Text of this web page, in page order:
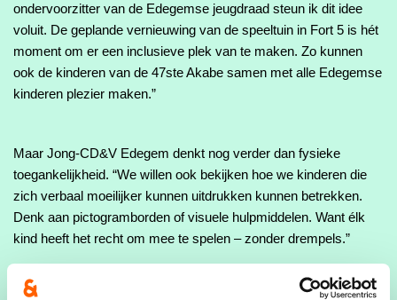
ondervoorzitter van de Edegemse jeugdraad steun ik dit idee
voluit. De geplande vernieuwing van de speeltuin in Fort 5 is hét
moment om er een inclusieve plek van te maken. Zo kunnen
ook de kinderen van de 47ste Akabe samen met alle Edegemse
kinderen plezier maken.”
Maar Jong-CD&V Edegem denkt nog verder dan fysieke
toegankelijkheid. “We willen ook bekijken hoe we kinderen die
zich verbaal moeilijker kunnen uitdrukken kunnen betrekken.
Denk aan pictogramborden of visuele hulpmiddelen. Want élk
kind heeft het recht om mee te spelen – zonder drempels.”